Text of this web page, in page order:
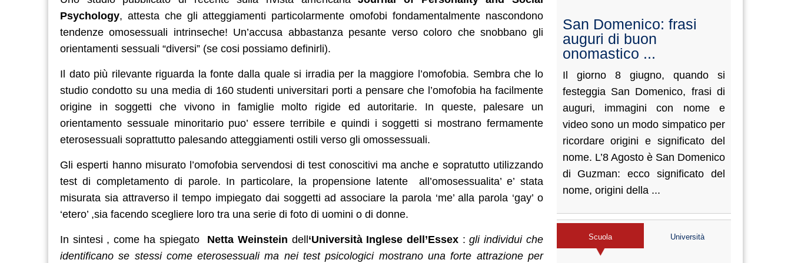
Psychology, attesta che gli atteggiamenti particolarmente omofobi fondamentalmente nascondono
tendenze omosessuali intrinseche! Un’accusa abbastanza pesante verso coloro che snobbano gli
orientamenti sessuali “diversi” (se cosi possiamo definirli).
Il dato più rilevante riguarda la fonte dalla quale si irradia per la maggiore l’omofobia. Sembra che lo
studio condotto su una media di 160 studenti universitari porti a pensare che l’omofobia ha facilmente
origine in soggetti che vivono in famiglie molto rigide ed autoritarie. In queste, palesare un
orientamento sessuale minoritario puo’ essere terribile e quindi i soggetti si mostrano fermamente
eterosessuali soprattutto palesando atteggiamenti ostili verso gli omossessuali.
Gli esperti hanno misurato l’omofobia servendosi di test conoscitivi ma anche e sopratutto utilizzando
test di completamento di parole. In particolare, la propensione latente all’omosessualita’ e’ stata
misurata sia attraverso il tempo impiegato dai soggetti ad associare la parola ‘me’ alla parola ‘gay’ o
‘etero’ ,sia facendo scegliere loro tra una serie di foto di uomini o di donne.
In sintesi , come ha spiegato Netta Weinstein dell‘Università Inglese dell’Essex: gli individui che
identificano se stessi come eterosessuali ma nei test psicologici mostrano una forte attrazione per
San Domenico: frasi
auguri di buon
onomastico ...
Il giorno 8 giugno, quando si
festeggia San Domenico, frasi di
auguri, immagini con nome e
video sono un modo simpatico per
ricordare origini e significato del
nome. L’8 Agosto è San Domenico
di Guzman: ecco significato del
nome, origini della ...
Scuola Università